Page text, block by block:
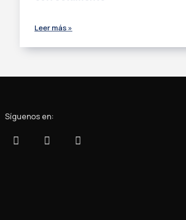
Leer más »
Síguenos en: